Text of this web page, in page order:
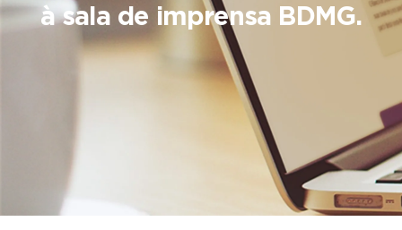
à sala de imprensa BDMG.